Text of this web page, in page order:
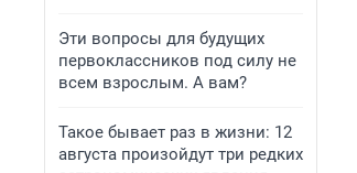
Эти вопросы для будущих
первоклассников под силу не
всем взрослым. А вам?
Такое бывает раз в жизни: 12
августа произойдут три редких